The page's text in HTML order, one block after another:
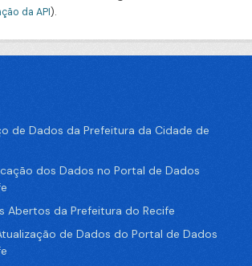
da API).
de Dados da Prefeitura da Cidade de
dos Dados no Portal de Dados
Abertos da Prefeitura do Recife
de Dados do Portal de Dados